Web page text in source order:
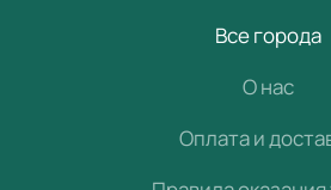
Все города
О нас
Оплата и